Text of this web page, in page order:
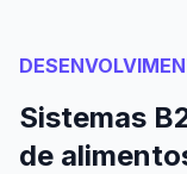
Sistemas
de